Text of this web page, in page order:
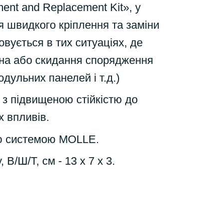
and Replacement Kit», у
швидкого кріплення та заміни
в тих ситуаціях, де
або скидання спорядження
панелей і т.д.)
з підвищеною стійкістю до
впливів.
системою MOLLE.
В/Ш/Т, см - 13 х 7 х 3.